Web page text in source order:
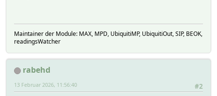
Maintainer der Module: MAX, MPD, UbiquitiMP, UbiquitiOut, SIP, BEOK,
readingsWatcher
rabehd
#2
13 Februar 2026, 11:56:40